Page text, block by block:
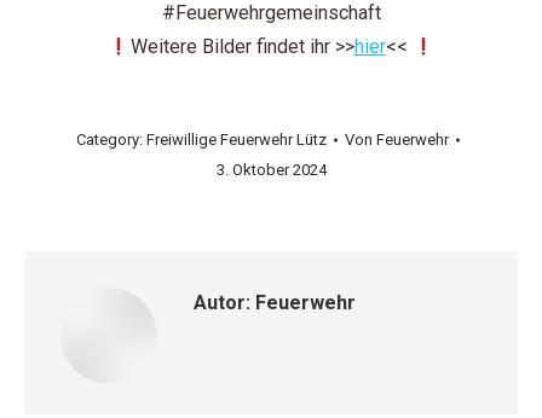
#Feuerwehrgemeinschaft
Weitere Bilder findet ihr >>hier<<
Category: Freiwillige Feuerwehr Lütz Von Feuerwehr
3. Oktober 2024
Autor: Feuerwehr